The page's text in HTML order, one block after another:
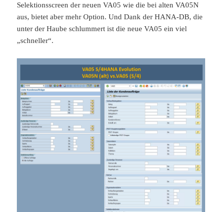
Selektionsscreen der neuen VA05 wie die bei alten VA05N
aus, bietet aber mehr Option. Und Dank der HANA-DB, die
unter der Haube schlummert ist die neue VA05 ein viel
„schneller“.